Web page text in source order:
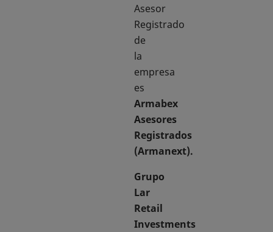
Asesor
Registrado
de
la
empresa
es
Armabex
Asesores
Registrados
(Armanext).
Grupo
Lar
Retail
Investments